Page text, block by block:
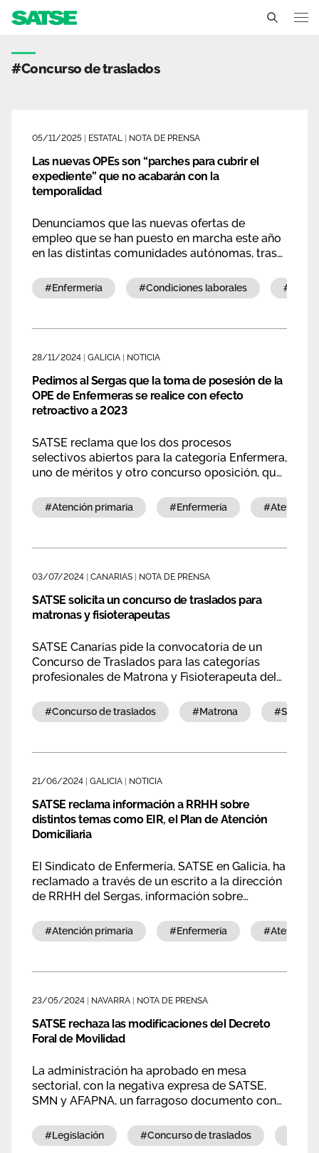
Delegados Sindicales
Estructura organizativa
Transparencia
Ámbitos de negociación
Secciones sindicales
Qué ofrecemos
Servicios
Temas
Vídeos
Documentos
Publicaciones
Sedes
Contáctanos
Únete
Etiqueta - Estatal
#concurso de traslados
05/11/2025 ESTATAL NOTA DE PRENSA
Las nuevas OPEs son “parches para cubrir el
expediente” que no acabarán con la
temporalidad
Denunciamos que las nuevas ofertas de
empleo que se han puesto en marcha este año
en las distintas comunidades autónomas, tras
plazas, resultan insuficientes al cubrir solo
necesidades puntuales y urgentes.
#enfermería #condiciones laborales
28/11/2024 GALICIA NOTICIA
Pedimos al Sergas que la toma de posesión de la
OPE de Enfermeras se realice con efecto
retroactivo a 2023
SATSE reclama que los dos procesos
selectivos abiertos para la categoría Enfermera,
uno de méritos y otro concurso oposición, que
mismos derechos con el fin de que se
mantengan los criterios para el acceso al
#atención primaria #enfermería
03/07/2024 CANARIAS NOTA DE PRENSA
SATSE solicita un concurso de traslados para
matronas y fisioterapeutas
SATSE Canarias pide la convocatoria de un
Concurso de Traslados para las categorías
profesionales de Matrona y Fisioterapeuta del
#concurso de traslados #matrona
21/06/2024 GALICIA NOTICIA
SATSE reclama información a RRHH sobre
distintos temas como EIR, el Plan de Atención
Domiciliaria
El Sindicato de Enfermería, SATSE en Galicia, ha
reclamado a través de un escrito a la dirección
de RRHH del Sergas, información sobre
solucionados como por ejemplo el tema de los
salarios del EIR, el Plan de Atención Primaria o
cuestiones.
#atención primaria #enfermería
23/05/2024 NAVARRA NOTA DE PRENSA
SATSE rechaza las modificaciones del Decreto
Foral de Movilidad
La administración ha aprobado en mesa
sectorial, con la negativa expresa de SATSE,
SMN y AFAPNA, un farragoso documento con
movilidad que afectan directamente a la
enfermería y la fisioterapia.
#legislación #concurso de traslados